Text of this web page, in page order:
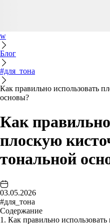
w
Блог
#для_тона
Как правильно использовать
основы?
Как
плоскую
тональной
03.05.2026
#для_тона
Содержание
1. Как правильно